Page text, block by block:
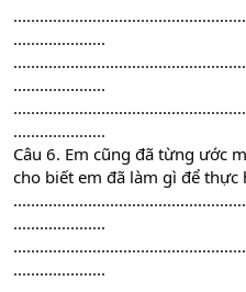
.....................
.....................
.....................
Câu 6. Em cũng đã từng ước
cho biết em đã làm gì để thực
.....................
.....................